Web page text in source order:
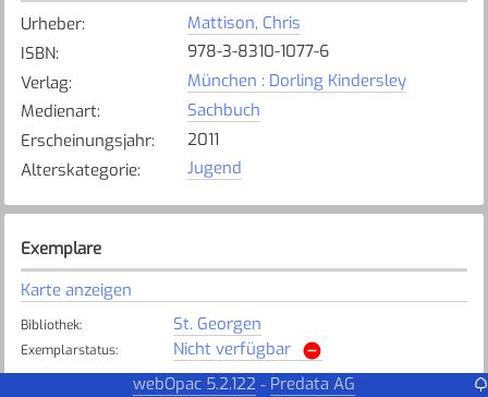
Urheber:
Mattison, Chris
ISBN:
978-3-8310-1077-6
Verlag:
München : Dorling Kindersley
Medienart:
Sachbuch
Erscheinungsjahr:
2011
Alterskategorie: Jugend
Exemplare
Karte anzeigen
Bibliothek: St. Georgen
Exemplarstatus:
Nicht verfügbar
webOpac 5.2.122 - Predata AG